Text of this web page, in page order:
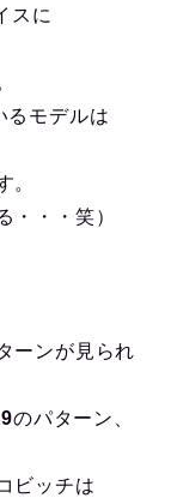
スに
るモデルは
。
・・・笑）
ーンが見られ
のパターン、
ビッチは